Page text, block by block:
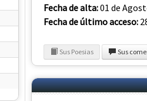
Fecha de alta:01 de
Fecha de último acceso:
Sus Poesias Sus